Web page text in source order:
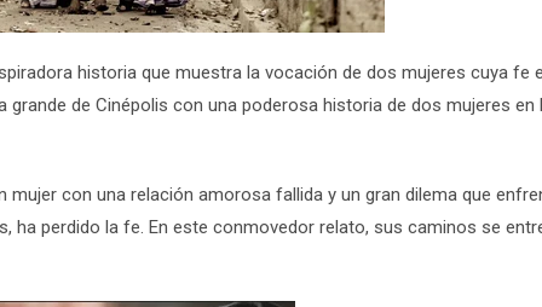
historia que muestra la vocación de dos mujeres cuya fe
grande de Cinépolis con una poderosa historia de dos mujeres en
mujer con una relación amorosa fallida y un gran dilema que
ha perdido la fe. En este conmovedor relato, sus caminos se